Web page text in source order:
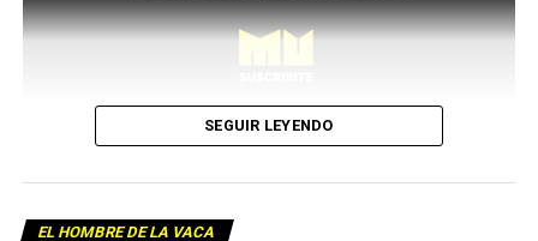
SEGUIR LEYENDO
EL HOMBRE DE LA VACA